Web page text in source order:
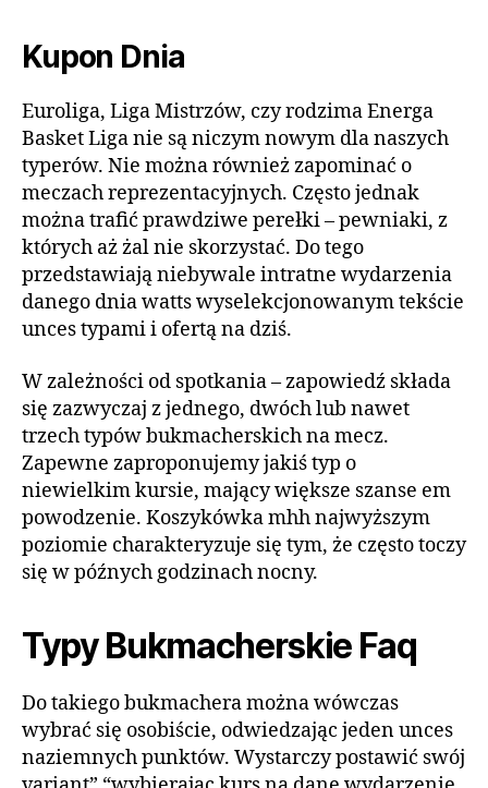
Kupon Dnia
Euroliga, Liga Mistrzów, czy rodzima Energa
Basket Liga nie są niczym nowym dla naszych
typerów. Nie można również zapominać o
meczach reprezentacyjnych. Często jednak
można trafić prawdziwe perełki – pewniaki, z
których aż żal nie skorzystać. Do tego
przedstawiają niebywale intratne wydarzenia
danego dnia watts wyselekcjonowanym tekście
unces typami i ofertą na dziś.
W zależności od spotkania – zapowiedź składa
się zazwyczaj z jednego, dwóch lub nawet
trzech typów bukmacherskich na mecz.
Zapewne zaproponujemy jakiś typ o
niewielkim kursie, mający większe szanse em
powodzenie. Koszykówka mhh najwyższym
poziomie charakteryzuje się tym, że często toczy
się w późnych godzinach nocny.
Typy Bukmacherskie Faq
Do takiego bukmachera można wówczas
wybrać się osobiście, odwiedzając jeden unces
naziemnych punktów. Wystarczy postawić swój